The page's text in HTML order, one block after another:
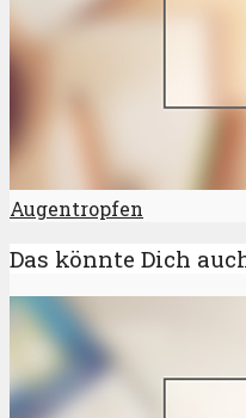
Augentropfen
Das könnte Dich